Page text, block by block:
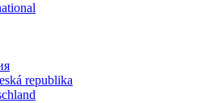
republika